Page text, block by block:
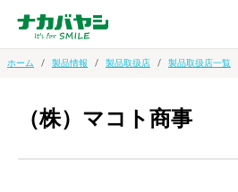
ホーム 製品情報 製品取扱店 製品取扱店一覧
（株）マコト商事